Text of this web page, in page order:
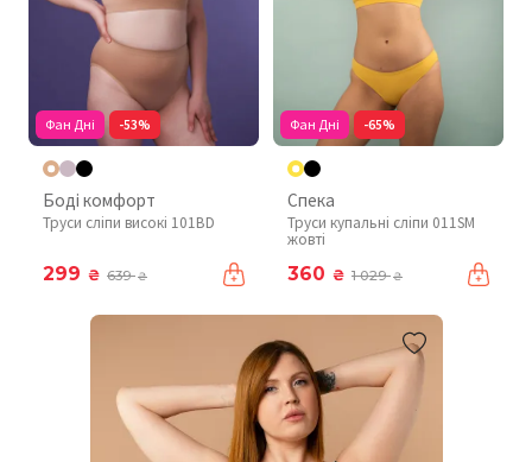
Фан Дні -53%
Боді комфорт
Труси сліпи високі 101BD
299 ₴ 639₴
Фан Дні -65%
Спека
Труси купальні сліпи 011SM
жовті
360 ₴ 1 029₴